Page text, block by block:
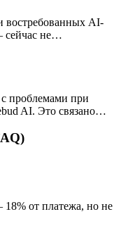
востребованных AI-
сейчас не…
с проблемами при
AI. Это связано…
от платежа, но не